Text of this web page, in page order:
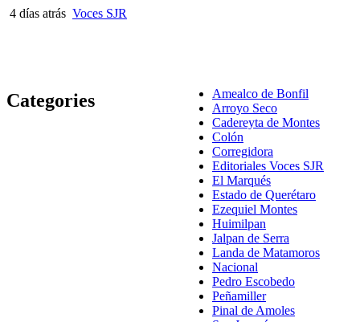
4 días atrás Voces SJR
Categories
Amealco de Bonfil
Arroyo Seco
Cadereyta de Montes
Colón
Corregidora
Editoriales Voces SJR
El Marqués
Estado de Querétaro
Ezequiel Montes
Huimilpan
Jalpan de Serra
Landa de Matamoros
Nacional
Pedro Escobedo
Peñamiller
Pinal de Amoles